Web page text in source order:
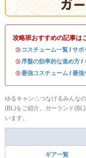
攻略班おすすめの記事は
・ コスチューム一覧 / サポ
・ 序盤の効率的な進め方 /
・最強コスチューム / 最強
ゆるキャン△つなげるみんな
(BL)をご紹介。ガーランド
います。
ギア一覧